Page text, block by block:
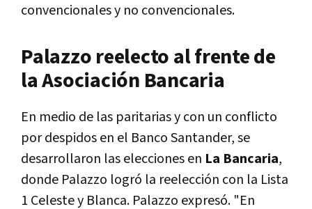
convencionales y no convencionales.
Palazzo reelecto al frente de
la Asociación Bancaria
En medio de las paritarias y con un conflicto
por despidos en el Banco Santander, se
desarrollaron las elecciones en La Bancaria,
donde Palazzo logró la reelección con la Lista
1 Celeste y Blanca. Palazzo expresó. "En